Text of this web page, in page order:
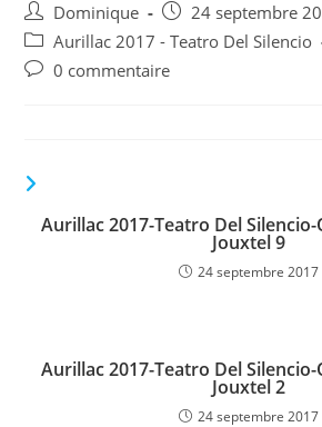
Auteur/autrice
de
la
publication :
Dominique
Publication
publiée :
24 septembre
Post
category:
Aurillac 2017 - Teatro Del Silencio
Commentaires
0 commentaire
Aurillac 2017-Teatro Del
Jouxtel 9
24 septembre 2017
Aurillac 2017-Teatro Del
Jouxtel 2
24 septembre 2017